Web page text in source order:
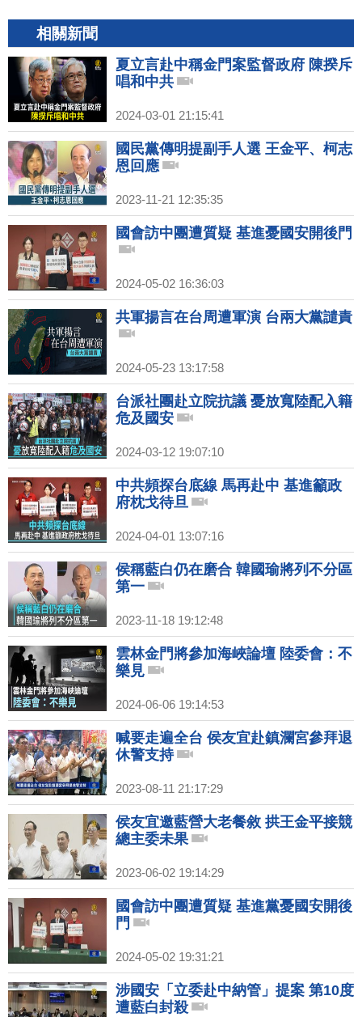
相關新聞
夏立言赴中稱金門案監督政府 陳揆斥
唱和中共
2024-03-01 21:15:41
國民黨傳明提副手人選 王金平、柯志
恩回應
2023-11-21 12:35:35
國會訪中團遭質疑 基進憂國安開後門
2024-05-02 16:36:03
共軍揚言在台周遭軍演 台兩大黨譴責
2024-05-23 13:17:58
台派社團赴立院抗議 憂放寬陸配入籍
危及國安
2024-03-12 19:07:10
中共頻探台底線 馬再赴中 基進籲政
府枕戈待旦
2024-04-01 13:07:16
侯稱藍白仍在磨合 韓國瑜將列不分區
第一
2023-11-18 19:12:48
雲林金門將參加海峽論壇 陸委會：不
樂見
2024-06-06 19:14:53
喊要走遍全台 侯友宜赴鎮瀾宮參拜退
休警支持
2023-08-11 21:17:29
侯友宜邀藍營大老餐敘 拱王金平接競
總主委未果
2023-06-02 19:14:29
國會訪中團遭質疑 基進黨憂國安開後
門
2024-05-02 19:31:21
涉國安「立委赴中納管」提案 第10度
遭藍白封殺